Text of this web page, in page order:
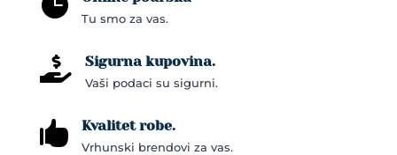
Tu smo za vas.
 Sigurna kupovina.
Vaši podaci su sigurni.
 Kvalitet robe.
Vrhunski brendovi za vas.